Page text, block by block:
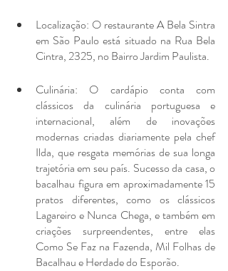
Localização: O restaurante A Bela Sintra
em São Paulo está situado na Rua Bela
Cintra, 2325, no Bairro Jardim Paulista.
Culinária: O cardápio conta com
clássicos da culinária portuguesa e
internacional, além de inovações
modernas criadas diariamente pela chef
Ilda, que resgata memórias de sua longa
trajetória em seu país. Sucesso da casa, o
bacalhau figura em aproximadamente 15
pratos diferentes, como os clássicos
Lagareiro e Nunca Chega, e também em
criações surpreendentes, entre elas
Como Se Faz na Fazenda, Mil Folhas de
Bacalhau e Herdade do Esporão.